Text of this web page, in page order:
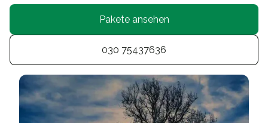
Pakete ansehen
030 75437636